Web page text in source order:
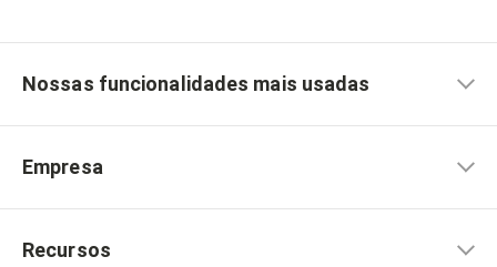
Nossas funcionalidades mais usadas
Empresa
Recursos